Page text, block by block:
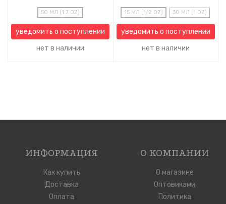
50 МЛ (1.7 OZ)
уведомить о поступлении
нет в наличии
15 МЛ (1/2 OZ) 30 МЛ (1 OZ)
уведомить о поступлении
нет в наличии
ИНФОРМАЦИЯ
Как купить
Доставка
Оплата
О КОМПАНИИ
О магазине
Оптовиками
Политика